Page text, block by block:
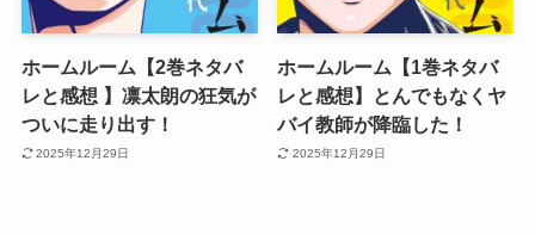
ホームルーム【2巻ネタバ
レと感想 】凛太朗の狂気が
ついに走り出す！
2025年12月29日
ホームルーム【1巻ネタバ
レと感想】とんでもなくヤ
バイ教師が降臨した！
2025年12月29日